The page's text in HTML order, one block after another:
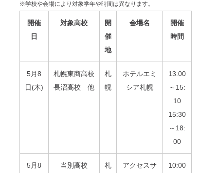
※学校や会場により対象学年や時間は異なります。
開催
日
対象高校
開
催
地
会場名 開催
時間
5月8
日(木)
札幌東商高校
長沼高校 他
札
幌
ホテルエミ
シア札幌
13:00
～15:
10
15:30
～18:
00
5月8
当別高校
札
アクセスサ
10:00